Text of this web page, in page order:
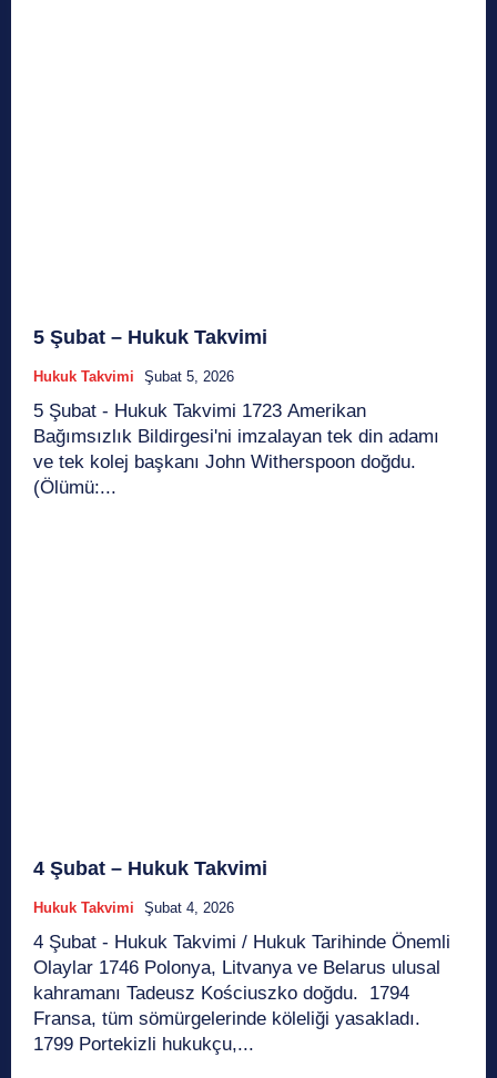
5 Şubat – Hukuk Takvimi
Hukuk Takvimi Şubat 5, 2026
5 Şubat - Hukuk Takvimi 1723 Amerikan
Bağımsızlık Bildirgesi'ni imzalayan tek din adamı
ve tek kolej başkanı John Witherspoon doğdu.
(Ölümü:...
4 Şubat – Hukuk Takvimi
Hukuk Takvimi Şubat 4, 2026
4 Şubat - Hukuk Takvimi / Hukuk Tarihinde Önemli
Olaylar 1746 Polonya, Litvanya ve Belarus ulusal
kahramanı Tadeusz Kościuszko doğdu. 1794
Fransa, tüm sömürgelerinde köleliği yasakladı.
1799 Portekizli hukukçu,...